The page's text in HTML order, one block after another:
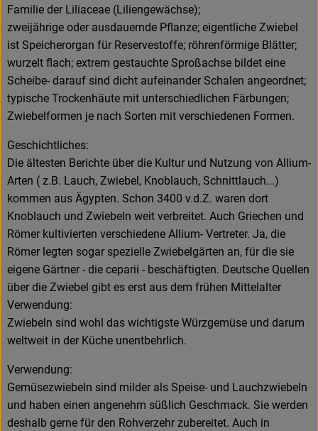
Familie der Liliaceae (Liliengewächse);
zweijährige oder ausdauernde Pflanze; eigentliche Zwiebel
ist Speicherorgan für Reservestoffe; röhrenförmige Blätter;
wurzelt flach; extrem gestauchte Sproßachse bildet eine
Scheibe- darauf sind dicht aufeinander Schalen angeordnet;
typische Trockenhäute mit unterschiedlichen Färbungen;
Zwiebelformen je nach Sorten mit verschiedenen Formen.
Geschichtliches:
Die ältesten Berichte über die Kultur und Nutzung von Allium-
Arten ( z.B. Lauch, Zwiebel, Knoblauch, Schnittlauch...)
kommen aus Ägypten. Schon 3400 v.d.Z. waren dort
Knoblauch und Zwiebeln weit verbreitet. Auch Griechen und
Römer kultivierten verschiedene Allium- Vertreter. Ja, die
Römer legten sogar spezielle Zwiebelgärten an, für die sie
eigene Gärtner - die ceparii - beschäftigten. Deutsche Quellen
über die Zwiebel gibt es erst aus dem frühen Mittelalter
Verwendung:
Zwiebeln sind wohl das wichtigste Würzgemüse und darum
weltweit in der Küche unentbehrlich.
Verwendung:
Gemüsezwiebeln sind milder als Speise- und Lauchzwiebeln
und haben einen angenehm süßlich Geschmack. Sie werden
deshalb gerne für den Rohverzehr zubereitet. Auch in